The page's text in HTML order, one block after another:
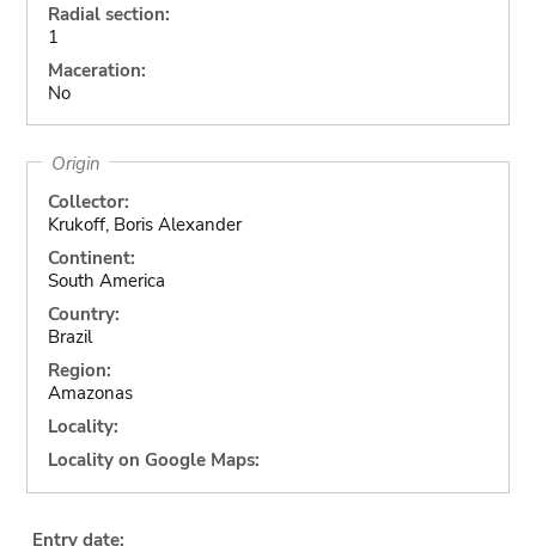
Radial section:
1
Maceration:
No
Origin
Collector:
Krukoff, Boris Alexander
Continent:
South America
Country:
Brazil
Region:
Amazonas
Locality:
Locality on Google Maps:
Entry date: